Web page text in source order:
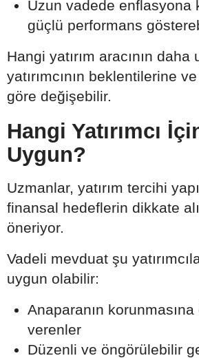
Uzun vadede enflasyona
güçlü performans
Hangi yatırım aracının daha
yatırımcının beklentilerine
göre değişebilir.
Hangi Yatırımcı
Uygun?
Uzmanlar, yatırım tercihi
finansal hedeflerin dikkate
öneriyor.
Vadeli mevduat şu
uygun olabilir:
Anaparanın
verenler
Düzenli ve öngörülebilir